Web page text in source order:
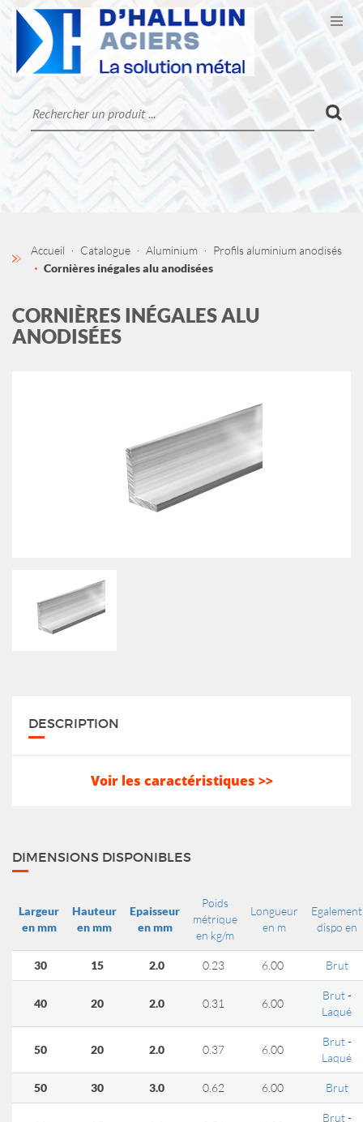
CATALOGUE
LA SOCIÉTÉ
CONTACT
Accueil Catalogue Aluminium
Profils aluminium anodisés
Cornières inégales alu anodisées
CORNIÈRES INÉGALES ALU
ANODISÉES
DESCRIPTION
Voir les caractéristiques >>
DIMENSIONS DISPONIBLES
Largeur
en mm
Hauteur
en mm
Epaisseur
en mm
Poids
métrique
en kg/m
Longueur
en m
Egalement
dispo en
30 15 2.0 0.23 6.00 Brut
40 20 2.0 0.31 6.00
Brut-
Laqué
50 20 2.0 0.37 6.00
Brut-
Laqué
50 30 3.0 0.62 6.00 Brut
Brut-